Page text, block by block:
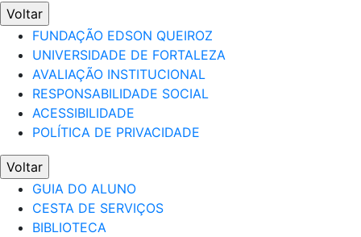
Voltar
FUNDAÇÃO EDSON QUEIROZ
UNIVERSIDADE DE FORTALEZA
AVALIAÇÃO INSTITUCIONAL
RESPONSABILIDADE SOCIAL
ACESSIBILIDADE
POLÍTICA DE PRIVACIDADE
Voltar
GUIA DO ALUNO
CESTA DE SERVIÇOS
BIBLIOTECA